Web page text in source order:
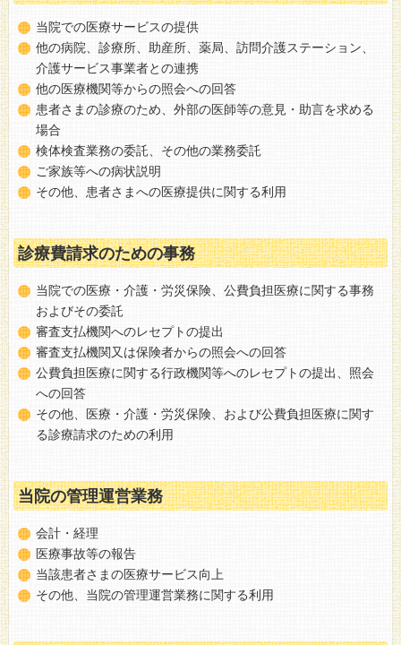
当院での医療サービスの提供
他の病院、診療所、助産所、薬局、訪問介護ステーション、
介護サービス事業者との連携
他の医療機関等からの照会への回答
患者さまの診療のため、外部の医師等の意見・助言を求める
場合
検体検査業務の委託、その他の業務委託
ご家族等への病状説明
その他、患者さまへの医療提供に関する利用
診療費請求のための事務
当院での医療・介護・労災保険、公費負担医療に関する事務
およびその委託
審査支払機関へのレセプトの提出
審査支払機関又は保険者からの照会への回答
公費負担医療に関する行政機関等へのレセプトの提出、照会
への回答
その他、医療・介護・労災保険、および公費負担医療に関す
る診療請求のための利用
当院の管理運営業務
会計・経理
医療事故等の報告
当該患者さまの医療サービス向上
その他、当院の管理運営業務に関する利用